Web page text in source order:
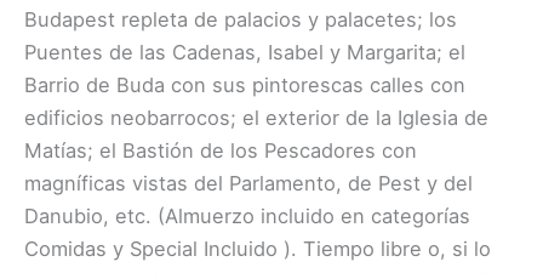
Budapest repleta de palacios y palacetes; los
Puentes de las Cadenas, Isabel y Margarita; el
Barrio de Buda con sus pintorescas calles con
edificios neobarrocos; el exterior de la Iglesia de
Matías; el Bastión de los Pescadores con
magníficas vistas del Parlamento, de Pest y del
Danubio, etc. (Almuerzo inclu​i​do en ​categorías ​
Comidas y Special Incluido ​). Tiempo libre o, si lo